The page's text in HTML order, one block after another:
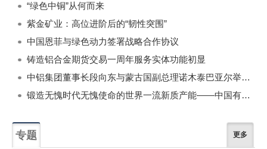
“绿色中铜”从何而来
紫金矿业：高位进阶后的“韧性突围”
中国恩菲与绿色动力签署战略合作协议
铸造铝合金期货交易一周年服务实体功能初显
中铝集团董事长段向东与蒙古国副总理诺木泰巴亚尔举行会谈
锻造无愧时代无愧使命的世界一流新质产能——中国有色金属工业的战略应对与破局之道（二）
专题 更多